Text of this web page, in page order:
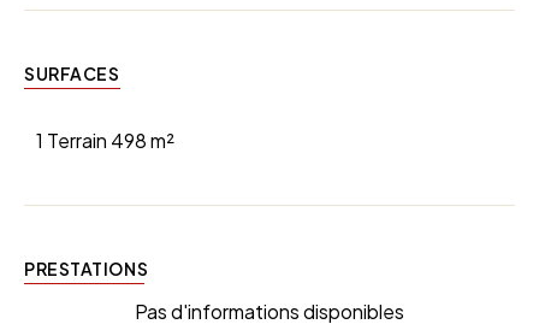
SURFACES
1 Terrain 498 m²
PRESTATIONS
Pas d'informations disponibles